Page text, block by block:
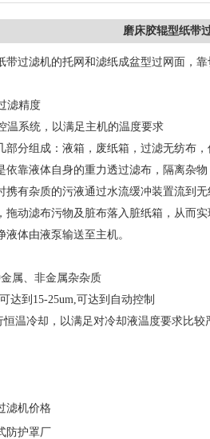
磨床胶辊型纸带
带过滤机的托网和滤纸成盆型过网面，
滤精度
温系统，以满足主机的温度要求
分组成：液箱，废纸箱，过滤无纺布
靠液体自身的重力透过滤布，隔离杂
携有杂质的污液通过水流缓冲装置流到
拖动滤布污物及脏布落入脏纸箱，从而
体由液泵输送至主机。
属、非金属杂杂质
达到15-25um,可达到自动控制
温冷却，以满足对冷却液温度要求比较
滤机价格
防护罩厂